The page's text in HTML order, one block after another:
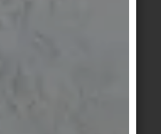
Anmutung bieten.“
im Zusammenspiel
Flammführung
und intensive
Glasuren